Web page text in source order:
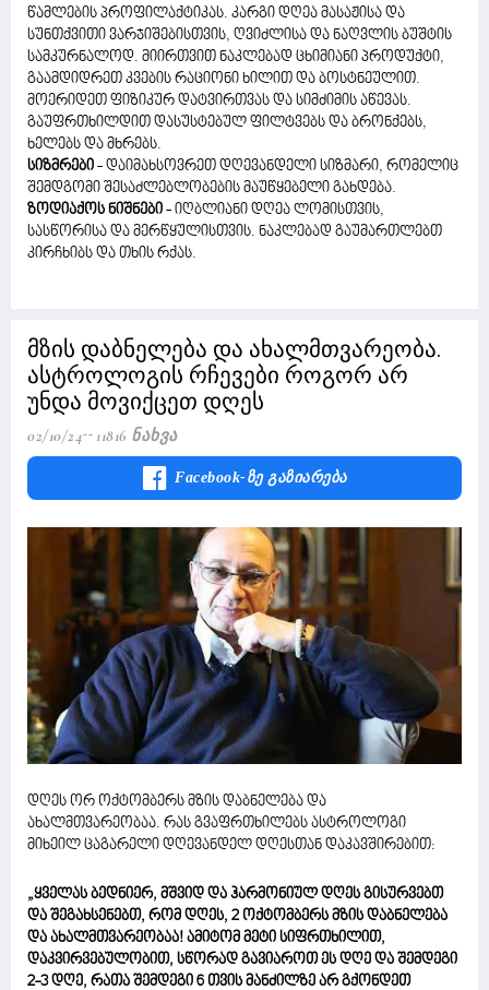
წამლების პროფილაქტიკას. კარგი დღეა მასაჟისა და
სუნთქვითი ვარჯიშებისთვის, ღვიძლისა და ნაღვლის ბუშტის
სამკურნალოდ. მიირთვით ნაკლებად ცხიმიანი პროდუქტი,
გაამდიდრეთ კვების რაციონი ხილით და ბოსტნეულით.
მოერიდეთ ფიზიკურ დატვირთვას და სიმძიმის აწევას.
გაუფრთხილდით დასუსტებულ ფილტვებს და ბრონქებს,
ხელებს და მხრებს.
სიზმრები - დაიმახსოვრეთ დღევანდელი სიზმარი, რომელიც
შემდგომი შესაძლებლობების მაუწყებელი გახდება.
ზოდიაქოს ნიშნები - იღბლიანი დღეა ლომისთვის,
სასწორისა და მერწყულისთვის. ნაკლებად გაუმართლებთ
კირჩხიბს და თხის რქას.
მზის დაბნელება და ახალმთვარეობა.
ასტროლოგის რჩევები როგორ არ
უნდა მოვიქცეთ დღეს
02/10/24 11816 Ნახვა
Facebook-Ზე Გაზიარება
დღეს ორ ოქტომბერს მზის დაბნელება და
ახალმთვარეობაა. რას გვაფრთხილებს ასტროლოგი
მიხეილ ცაგარელი დღევანდელ დღესთან დაკავშირებით:
„ყველას ბედნიერ, მშვიდ და ჰარმონიულ დღეს გისურვებთ
და შეგახსენებთ, რომ დღეს, 2 ოქტომბერს მზის დაბნელება
და ახალმთვარეობაა! ამიტომ მეტი სიფრთხილით,
დაკვირვებულობით, სწორად გავიაროთ ეს დღე და შემდეგი
2-3 დღე, რათა შემდეგი 6 თვის მანძილზე არ გქონდეთ